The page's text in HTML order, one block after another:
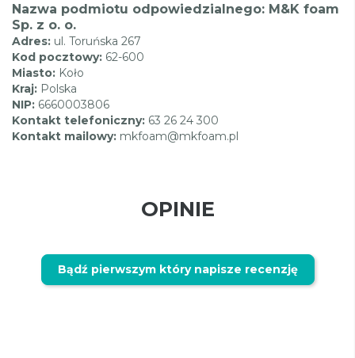
Nazwa podmiotu odpowiedzialnego: M&K foam
Sp. z o. o.
Adres: ul. Toruńska 267
Kod pocztowy: 62-600
Miasto: Koło
Kraj: Polska
NIP: 6660003806
Kontakt telefoniczny: 63 26 24 300
Kontakt mailowy: mkfoam@mkfoam.pl
OPINIE
Bądź pierwszym który napisze recenzję